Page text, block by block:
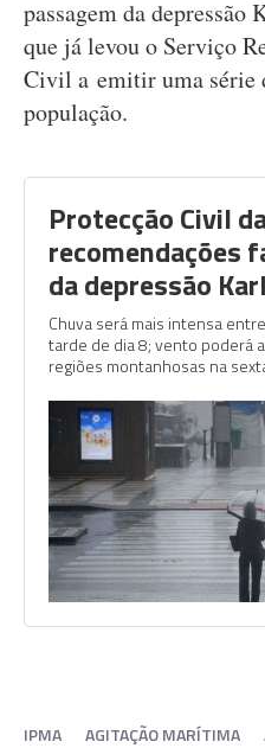
passagem da
que já levou o Serviço
Civil a emitir uma série
população.
Protecção Civil
recomendações
da depressão
Chuva será mais intensa
tarde de dia 8; vento poderá
regiões montanhosas na
IPMA AGITAÇÃO MARÍTIMA